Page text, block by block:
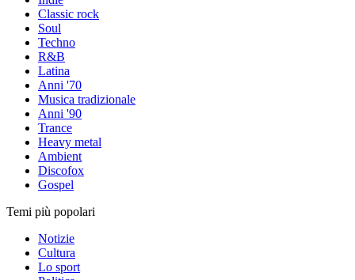
Classic rock
Soul
Techno
R&B
Latina
Anni '70
Musica tradizionale
Anni '90
Trance
Heavy metal
Ambient
Discofox
Gospel
Temi più popolari
Notizie
Cultura
Lo sport